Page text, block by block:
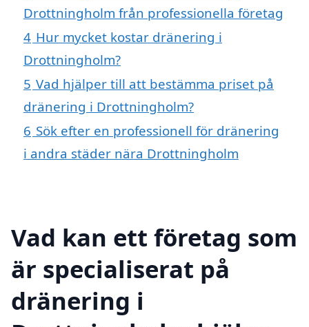
Drottningholm från professionella företag
4 Hur mycket kostar dränering i
Drottningholm?
5 Vad hjälper till att bestämma priset på
dränering i Drottningholm?
6 Sök efter en professionell för dränering
i andra städer nära Drottningholm
Vad kan ett företag som
är specialiserat på
dränering i